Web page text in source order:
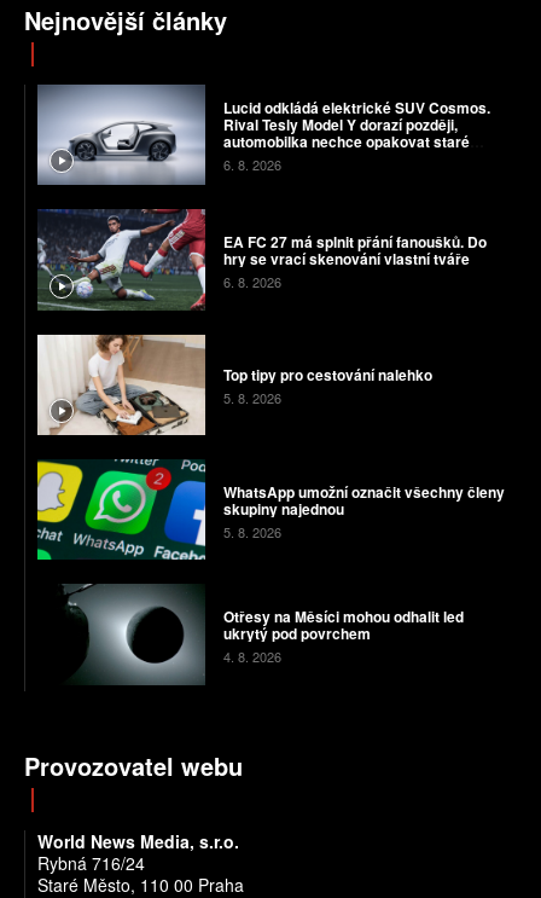
Nejnovější články
Lucid odkládá elektrické SUV Cosmos.
Rival Tesly Model Y dorazí později,
automobilka nechce opakovat staré
chyby
6. 8. 2026
EA FC 27 má splnit přání fanoušků. Do
hry se vrací skenování vlastní tváře
6. 8. 2026
Top tipy pro cestování nalehko
5. 8. 2026
WhatsApp umožní označit všechny členy
skupiny najednou
5. 8. 2026
Otřesy na Měsíci mohou odhalit led
ukrytý pod povrchem
4. 8. 2026
Provozovatel webu
World News Media, s.r.o.
Rybná 716/24
Staré Město, 110 00 Praha